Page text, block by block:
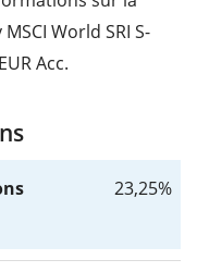
World SRI S-
Acc.
23,25%